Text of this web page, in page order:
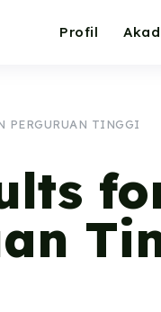
Profil
PERGURUAN TINGGI